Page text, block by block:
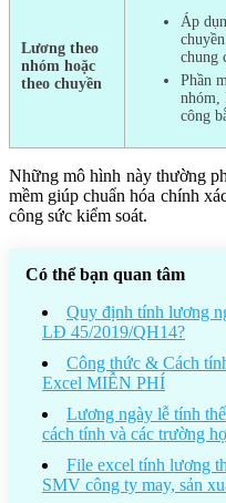
Lương theo
nhóm hoặc
theo chuyền
Áp
chung
Phần
nhóm,
công
Những mô hình này thường
mềm giúp chuẩn hóa chính
công sức kiểm soát.
Có thể bạn quan tâm
Quy định tính lương
LĐ 45/2019/QH14?
Công thức & Cách
Excel MIỄN PHÍ
Lương ngày lễ tính
cách tính và các trường
File excel tính lương
SMV công ty may, sản